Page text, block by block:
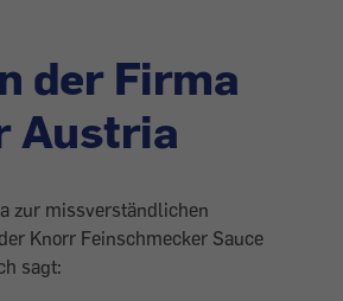
der Firma
Austria
zur missverständlichen
Knorr Feinschmecker Sauce
sagt: